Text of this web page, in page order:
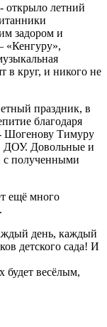
открыло летний
задором и
«Кенгуру»,
в круг, и никого не
праздник, в
благодаря
Шогенову Тимуру
ДОУ. Довольные и
с полученными
ещё много
день, каждый
детского сада! И
будет весёлым,